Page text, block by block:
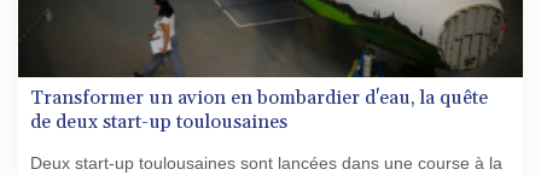
Transformer un avion en bombardier d'eau, la quête
de deux start-up toulousaines
Deux start-up toulousaines sont lancées dans une course à la